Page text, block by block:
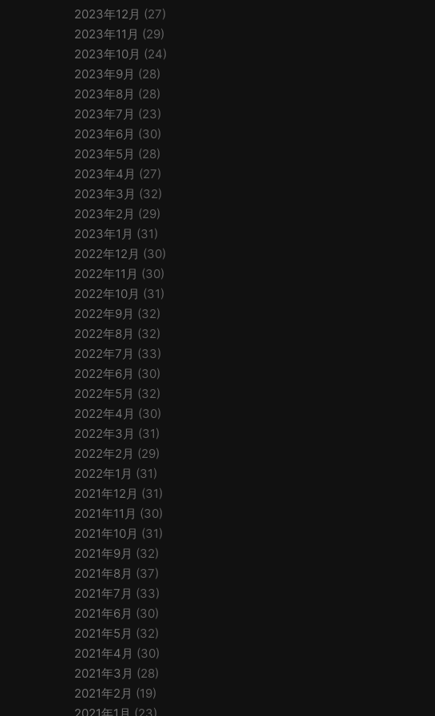
2023年12月 (27)
2023年11月 (29)
2023年10月 (24)
2023年9月 (28)
2023年8月 (28)
2023年7月 (23)
2023年6月 (30)
2023年5月 (28)
2023年4月 (27)
2023年3月 (32)
2023年2月 (29)
2023年1月 (31)
2022年12月 (30)
2022年11月 (30)
2022年10月 (31)
2022年9月 (32)
2022年8月 (32)
2022年7月 (33)
2022年6月 (30)
2022年5月 (32)
2022年4月 (30)
2022年3月 (31)
2022年2月 (29)
2022年1月 (31)
2021年12月 (31)
2021年11月 (30)
2021年10月 (31)
2021年9月 (32)
2021年8月 (37)
2021年7月 (33)
2021年6月 (30)
2021年5月 (32)
2021年4月 (30)
2021年3月 (28)
2021年2月 (19)